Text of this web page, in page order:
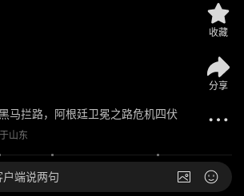
马拦路，阿根廷卫冕之路危机四伏
山东
收藏
分享
户端说两句